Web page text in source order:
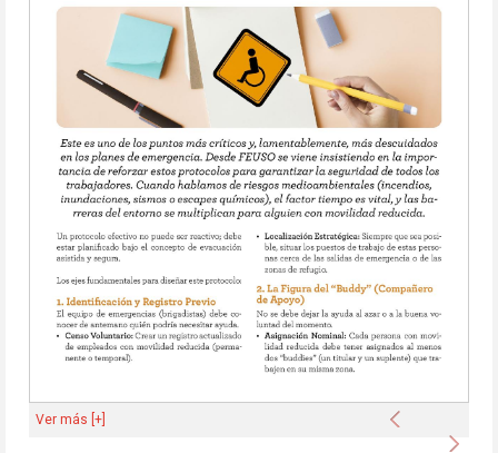
Anterior
Ver más [+]